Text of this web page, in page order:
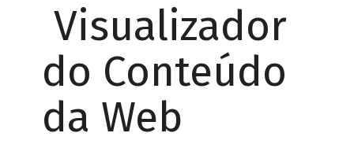
Visualizador
do Conteúdo
da Web